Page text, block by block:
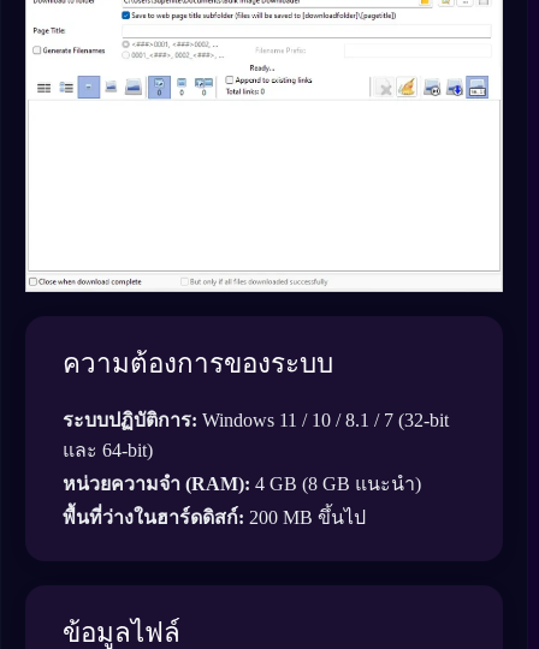
ความต้องการของระบบ
ระบบปฏิบัติการ: Windows 11 / 10 / 8.1 / 7 (32-bit
และ 64-bit)
หน่วยความจำ (RAM): 4 GB (8 GB แนะนำ)
พื้นที่ว่างในฮาร์ดดิสก์: 200 MB ขึ้นไป
ข้อมูลไฟล์